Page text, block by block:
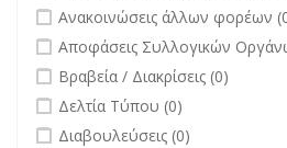
undefined
Ανακοινώσεις άλλων φορέων
undefined
Αποφάσεις Συλλογικών
undefined
Βραβεία / Διακρίσεις (0)
undefined
Δελτία Τύπου (0)
undefined
Διαβουλεύσεις (0)